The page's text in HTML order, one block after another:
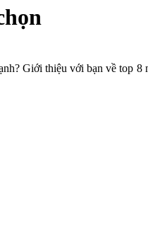
Giới thiệu với bạn về top